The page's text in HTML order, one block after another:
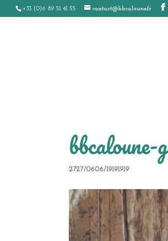
+33 (0)6 89 51 41 55 contact@bbcaloune.fr
2727/0606/19191919